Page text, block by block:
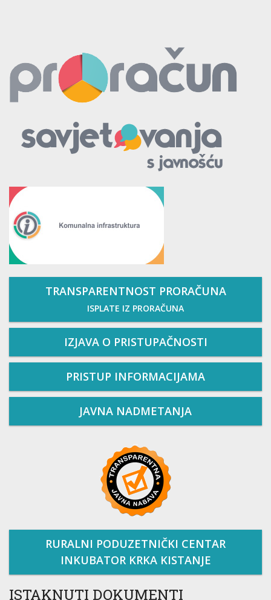
TRANSPARENTNOST PRORAČUNA
ISPLATE IZ PRORAČUNA
IZJAVA O PRISTUPAČNOSTI
PRISTUP INFORMACIJAMA
JAVNA NADMETANJA
RURALNI PODUZETNIČKI CENTAR
INKUBATOR KRKA KISTANJE
ISTAKNUTI DOKUMENTI